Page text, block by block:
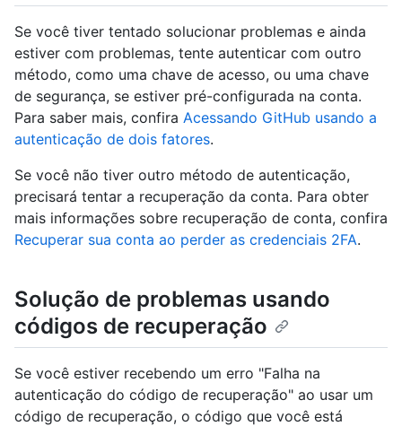
Se você tiver tentado solucionar problemas e ainda
estiver com problemas, tente autenticar com outro
método, como uma chave de acesso, ou uma chave
de segurança, se estiver pré-configurada na conta.
Para saber mais, confira Acessando GitHub usando a
autenticação de dois fatores.
Se você não tiver outro método de autenticação,
precisará tentar a recuperação da conta. Para obter
mais informações sobre recuperação de conta, confira
Recuperar sua conta ao perder as credenciais 2FA.
Solução de problemas usando
códigos de recuperação
Se você estiver recebendo um erro "Falha na
autenticação do código de recuperação" ao usar um
código de recuperação, o código que você está